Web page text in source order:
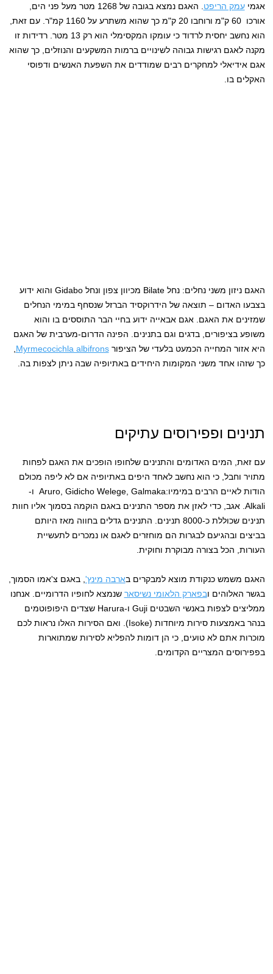
אגמיעמק הריפט
. האגם נמצא בגובה של 1268 מטר מעל פני הים,
אורכו 60 ק"מ ורוחבו 20 ק"מ כך שהוא משתרע על 1160 קמ"ר. עם זאת,
הוא נחשב יחסית לרדוד כי עומקו המקסימלי הוא רק 13 מטר. רדידות זו
מקנה לאגם רגישות גבוהה לשינויים ברמות המשקעים והנוזלים, כך שהוא
אגם אידיאלי למחקרים רבים שמודדים את השפעת האנשים ודפוסי
האקלים בו.
האגם ניזון משני נחלים: נחל Bilate מכיוון צפון ונחל Gidabo והוא ידוע
בצבעו האדום – תוצאה של הידרוקסיד הברזל שנסחף במימי הנחלים
שמזינים את האגם. אגם אבאייה ידוע בחיי הבר התוססים בו והוא
משופע בציפורים, בדגים וגם בתנינים. הפינה הדרום-מערבית של האגם
היא אזור המחייה הכמעט בלעדי של הציפורMyrmecocichla albifrons
כך שזהו אחד משני המקומות היחידים באתיופיה שבה ניתן לצפות בה.
תנינים ופפירוסים עתיקים
עם זאת, המים האדומים והתנינים שלחופו הופכים את האגם לפחות
מתויר וחבל, כי הוא נחשב לאחד היפים באתיופיה אם לא ליפה מכולם
הודות לאיים הרבים במימיו:Aruro, Gidicho Welege, Galmaka ו-
Alkali. אגב, כדי לאזן את מספר התנינים באגם הוקמה בסמוך אליו חוות
תנינים שכוללת כ-8000 תנינים. התנינים גדלים בחווה מאז היותם
בביצים ובהגיעם לבגרות הם מוחזרים לאגם או נמכרים לתעשיית
העורות, הכל בצורה מבוקרת וחוקית.
האגם משמש כנקודת מוצא למבקרים בארבה מינץ' , באגם צ'אמו הסמוך,
בגשר האלוהים ובפארק הלאומי נשיסאר שנמצא לחופיו הדרומיים. אנחנו
ממליצים לצפות באנשי השבטים Guji ו-Harura שצדים היפופוטמים
בנהר באמצעות סירות מיוחדות (Isoke). ואם הסירות האלו נראות לכם
מוכרות אתם לא טועים, כי הן דומות להפליא לסירות שמתוארות
בפפירוסים המצריים הקדומים.